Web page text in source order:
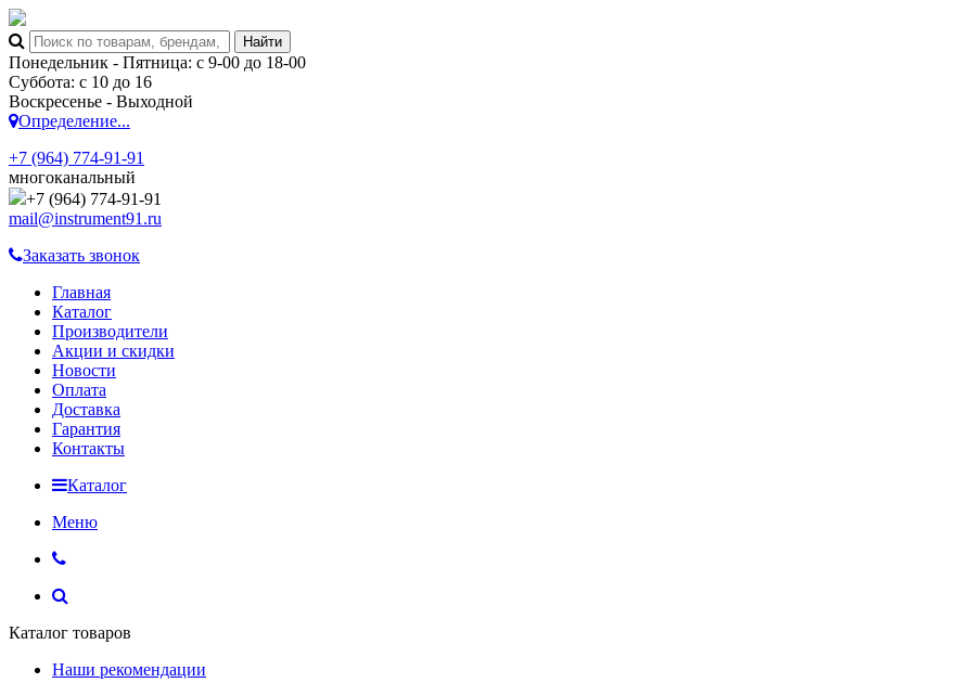
Понедельник - Пятница: с 9-00 до 18-00
Суббота: с 10 до 16
Воскресенье - Выходной
Определение...
+7 (964) 774-91-91
многоканальный
+7 (964) 774-91-91
mail@instrument91.ru
Заказать звонок
Главная
Каталог
Производители
Акции и скидки
Новости
Оплата
Доставка
Гарантия
Контакты
Каталог
Меню
Каталог товаров
Наши рекомендации